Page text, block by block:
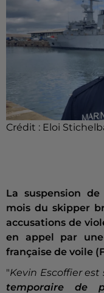
Crédit : Eloi
La suspension
mois du skipper
accusations de
en appel par
française de voile
"Kevin Escoffier est
temporaire de